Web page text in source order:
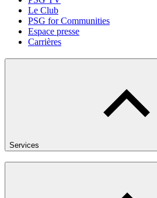
Le Club
PSG for Communities
Espace presse
Carrières
Services